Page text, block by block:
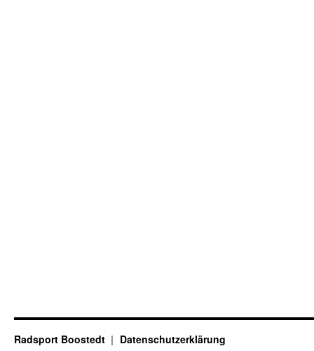
Radsport Boostedt Datenschutzerklärung